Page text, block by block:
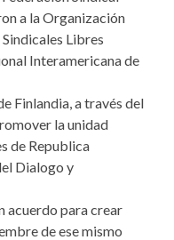
a la Organización
Libres
Interamericana de
Finlandia, a través del
la unidad
de Republica
Dialogo y
acuerdo para crear
de ese mismo